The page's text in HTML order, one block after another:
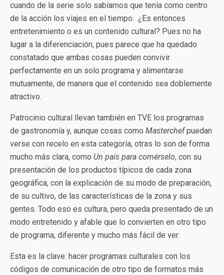
cuando de la serie solo sabíamos que tenía como centro
de la acción los viajes en el tiempo. ¿Es entonces
entretenimiento o es un contenido cultural? Pues no ha
lugar a la diferenciación, pues parece que ha quedado
constatado que ambas cosas pueden convivir
perfectamente en un solo programa y alimentarse
mutuamente, de manera que el contenido sea doblemente
atractivo.
Patrocinio cultural llevan también en TVE los programas
de gastronomía y, aunque cosas como Masterchefpuedan
verse con recelo en esta categoría, otras lo son de forma
mucho más clara, como Un país para comérselo, con su
presentación de los productos típicos de cada zona
geográfica, con la explicación de su modo de preparación,
de su cultivo, de las características de la zona y sus
gentes. Todo eso es cultura, pero queda presentado de un
modo entretenido y afable que lo convierten en otro tipo
de programa, diferente y mucho más fácil de ver.
Esta es la clave: hacer programas culturales con los
códigos de comunicación de otro tipo de formatos más